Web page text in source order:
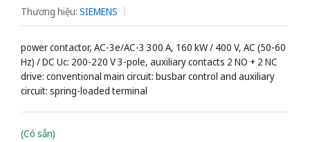
Thương hiệu: SIEMENS
power contactor, AC-3e/AC-3 300 A, 160 kW / 400 V, AC (50-60
Hz) / DC Uc: 200-220 V 3-pole, auxiliary contacts 2 NO + 2 NC
drive: conventional main circuit: busbar control and auxiliary
circuit: spring-loaded terminal
(Có sẵn)